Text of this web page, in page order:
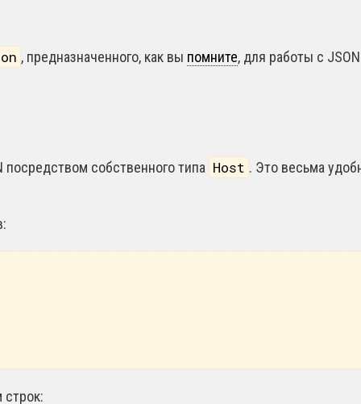
, предназначенного, как вы помните, для работы с
собственного типа Host . Это весьма